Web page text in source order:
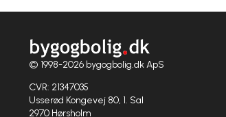
© 1998-2026 bygogbolig.dk ApS
CVR: 21347035
Usserød Kongevej 80, 1. Sal
2970 Hørsholm